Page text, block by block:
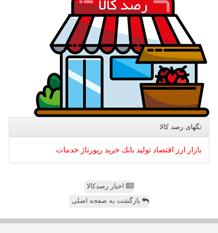
تگهای رصد كالا
بازار ارز اقتصاد تولید بانك خرید رپورتاژ خدمات
اخبار رصدکالا
بازگشت به صفحه اصلی